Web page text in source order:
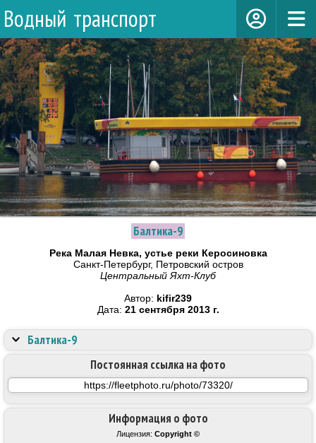
Водный транспорт
Балтика-9
Река Малая Невка, устье реки Керосиновка
Санкт-Петербург, Петровский остров
Центральный Яхт-Клуб
Автор: kifir239
Дата: 21 сентября 2013 г.
Информация о фото
Лицензия: Copyright ©
Постоянная ссылка на фото
Балтика-9